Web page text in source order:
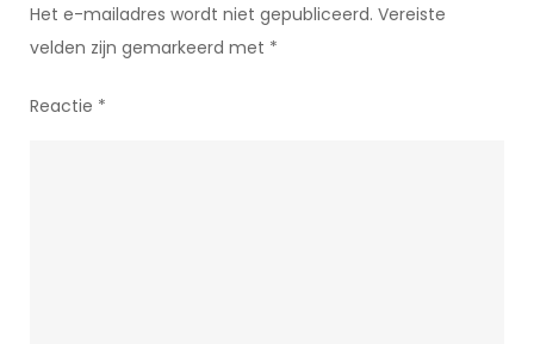
Het e-mailadres wordt niet gepubliceerd. Vereiste
velden zijn gemarkeerd met *
Reactie *